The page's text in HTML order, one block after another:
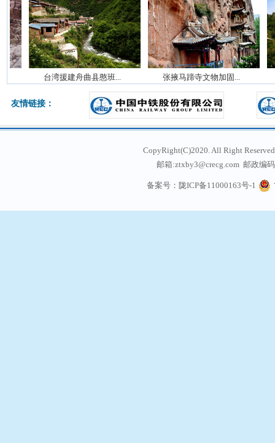
---
台湾援建舟曲县憨班...
---
张掖马蹄寺文物加固...
---
友情链接：
CopyRight(C)2020. All Right
邮箱:ztxby3@crecg.com 邮政编
通信地址: 甘肃省兰
备案号：陇ICP备11000163号-1